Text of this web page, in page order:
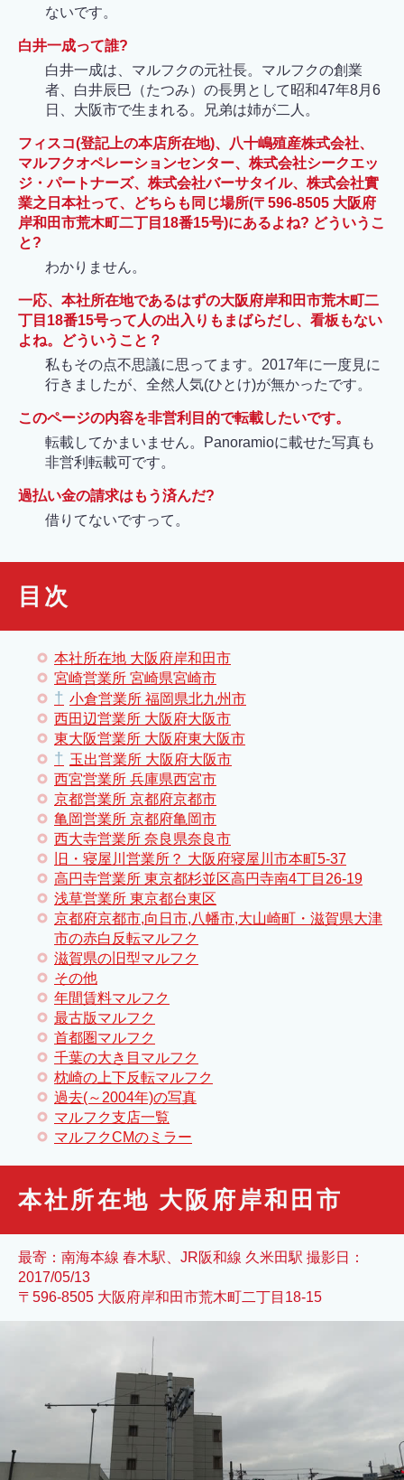
ないです。
白井一成って誰?
白井一成は、マルフクの元社長。マルフクの創業
者、白井辰巳（たつみ）の長男として昭和47年8月6
日、大阪市で生まれる。兄弟は姉が二人。
フィスコ(登記上の本店所在地)、八十嶋殖産株式会社、
マルフクオペレーションセンター、株式会社シークエッ
ジ・パートナーズ、株式会社バーサタイル、株式会社實
業之日本社って、どちらも同じ場所(〒596-8505 大阪府
岸和田市荒木町二丁目18番15号)にあるよね? どういうこ
と?
わかりません。
一応、本社所在地であるはずの大阪府岸和田市荒木町二
丁目18番15号って人の出入りもまばらだし、看板もない
よね。どういうこと？
私もその点不思議に思ってます。2017年に一度見に
行きましたが、全然人気(ひとけ)が無かったです。
このページの内容を非営利目的で転載したいです。
転載してかまいません。Panoramioに載せた写真も
非営利転載可です。
過払い金の請求はもう済んだ?
借りてないですって。
目次
本社所在地 大阪府岸和田市
宮崎営業所 宮崎県宮崎市
† 小倉営業所 福岡県北九州市
西田辺営業所 大阪府大阪市
東大阪営業所 大阪府東大阪市
† 玉出営業所 大阪府大阪市
西宮営業所 兵庫県西宮市
京都営業所 京都府京都市
亀岡営業所 京都府亀岡市
西大寺営業所 奈良県奈良市
旧・寝屋川営業所？ 大阪府寝屋川市本町5-37
高円寺営業所 東京都杉並区高円寺南4丁目26-19
浅草営業所 東京都台東区
京都府京都市,向日市,八幡市,大山崎町・滋賀県大津
市の赤白反転マルフク
滋賀県の旧型マルフク
その他
年間賃料マルフク
最古版マルフク
首都圏マルフク
千葉の大き目マルフク
枕崎の上下反転マルフク
過去(～2004年)の写真
マルフク支店一覧
マルフクCMのミラー
本社所在地 大阪府岸和田市
最寄：南海本線 春木駅、JR阪和線 久米田駅 撮影日：
2017/05/13
〒596-8505 大阪府岸和田市荒木町二丁目18-15